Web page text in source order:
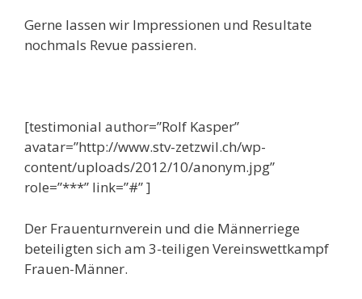
Gerne lassen wir Impressionen und Resultate
nochmals Revue passieren.
[testimonial author=”Rolf Kasper”
avatar=”http://www.stv-zetzwil.ch/wp-
content/uploads/2012/10/anonym.jpg”
role=”***” link=”#” ]
Der Frauenturnverein und die Männerriege
beteiligten sich am 3-teiligen Vereinswettkampf
Frauen-Männer.